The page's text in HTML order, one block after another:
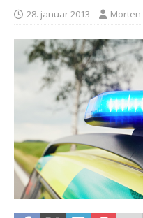
28. januar 2013